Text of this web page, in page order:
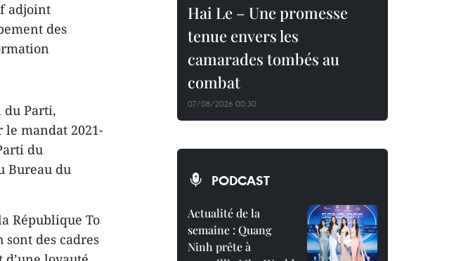
adjoint
des
du Parti,
mandat 2021-
du
Bureau du
République To
des cadres
Hai Le – Une promesse
tenue envers les
camarades tombés au
combat
07/08/2026 00:30
PODCAST
Actualité de la
semaine : Quang
Ninh prête à